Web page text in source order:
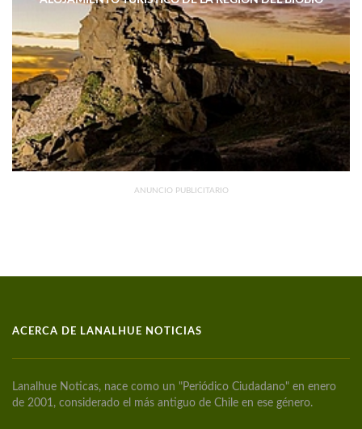
DISMINUYERON 15,4% INTERANUAL
ANUNCIO PUBLICITARIO
ACERCA DE LANALHUE NOTICIAS
Lanalhue Noticas, nace como un "Periódico Ciudadano" en enero
de 2001, considerado el más antiguo de Chile en ese género.